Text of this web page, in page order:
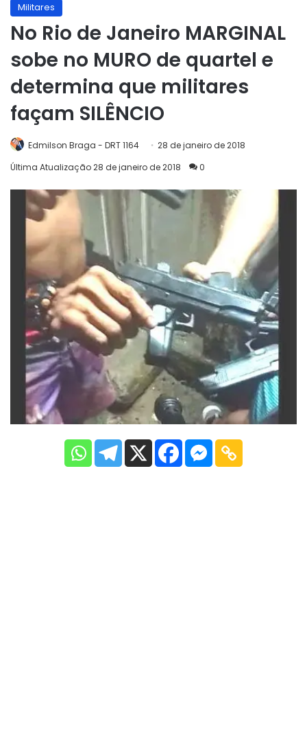
Militares
No Rio de Janeiro MARGINAL
sobe no MURO de quartel e
determina que militares
façam SILÊNCIO
Edmilson Braga - DRT 1164
28 de janeiro de 2018
Última Atualização 28 de janeiro de 2018
0